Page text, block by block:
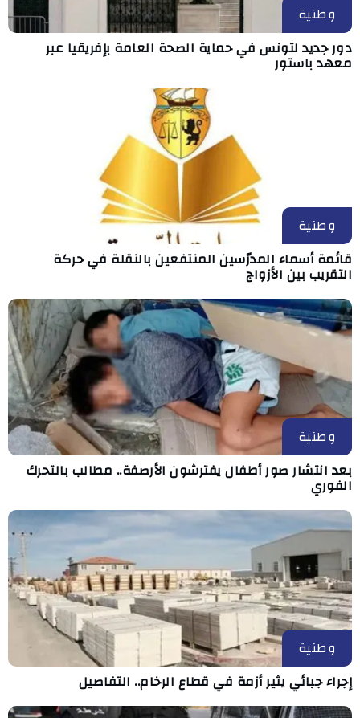
وطنية
دور جديد لتونس في حماية الصحة العامة بإفريقيا عبر
معهد باستور
وطنية
قائمة أسماء المدرّسين المنتفعين بالنقلة في حركة
التقريب بين الأزواج
وطنية
بعد انتشار صور أطفال يفترشون الأرصفة.. مطالب بالتحرك
الفوري
وطنية
إجراء جبائي يثير أزمة في قطاع الرخام.. التفاصيل